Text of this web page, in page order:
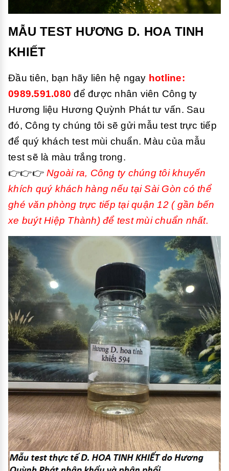
MẪU TEST HƯƠNG D. HOA TINH
KHIẾT
Đầu tiên, bạn hãy liên hệ ngay hotline:
0989.591.080 để được nhân viên Công ty
Hương liệu Hương Quỳnh Phát tư vấn. Sau
đó, Công ty chúng tôi sẽ gửi mẫu test trực tiếp
để quý khách test mùi chuẩn. Màu của mẫu
test sẽ là màu trắng trong.
👉👉👉 Ngoài ra, Công ty chúng tôi khuyến
khích quý khách hàng nếu tại Sài Gòn có thể
ghé văn phòng trực tiếp tại quận 12 ( gần bến
xe buýt Hiệp Thành) để test mùi chuẩn nhất.